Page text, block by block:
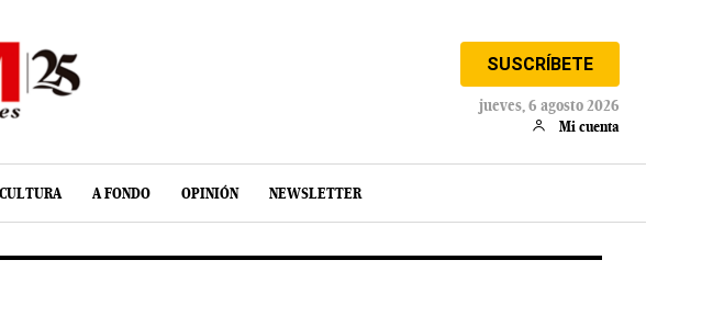
SUSCRÍBETE
jueves, 6 agosto 2026
Mi cuenta
A FONDO OPINIÓN NEWSLETTER